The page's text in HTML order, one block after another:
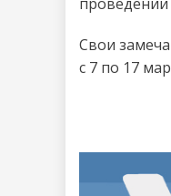
Свои
с 7 по 17